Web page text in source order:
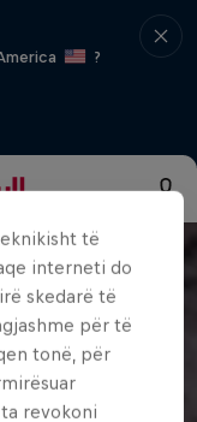
?
të
interneti do
skedarë të
për të
tonë, për
revokoni